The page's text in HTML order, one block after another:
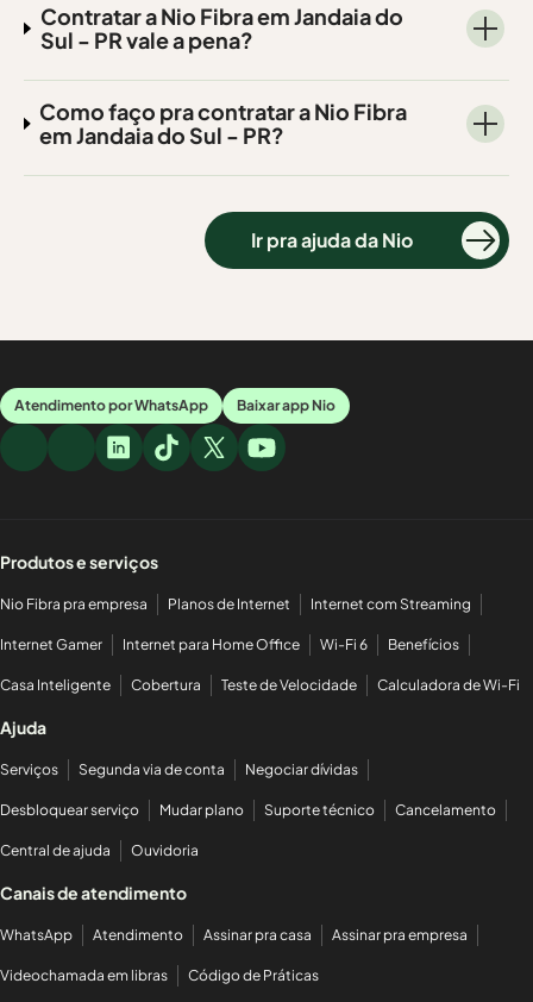
Contratar a Nio Fibra em Jandaia do
Sul - PR vale a pena?
Como faço pra contratar a Nio Fibra
em Jandaia do Sul - PR?
Ir pra ajuda da Nio
Atendimento por WhatsApp Baixar app Nio
Produtos e serviços
Nio Fibra pra empresa Planos de Internet Internet com Streaming
Internet Gamer Internet para Home Office Wi-Fi 6 Benefícios
Casa Inteligente Cobertura Teste de Velocidade Calculadora de Wi-Fi
Ajuda
Serviços Segunda via de conta Negociar dívidas
Desbloquear serviço Mudar plano Suporte técnico Cancelamento
Central de ajuda Ouvidoria
Canais de atendimento
WhatsApp Atendimento Assinar pra casa Assinar pra empresa
Videochamada em libras Código de Práticas